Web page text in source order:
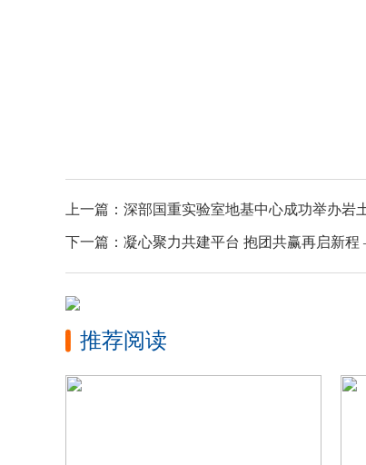
上一篇： 深部国重实验室地基中心成功举办岩
下一篇： 凝心聚力共建平台 抱团共赢再启新
推荐阅读